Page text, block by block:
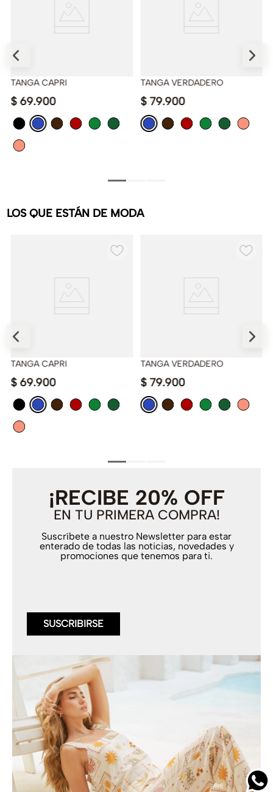
TANGA CAPRI
$ 69.900
TANGA VERDADERO
$ 79.900
LOS QUE ESTÁN DE MODA
TANGA CAPRI
$ 69.900
TANGA VERDADERO
$ 79.900
¡RECIBE 20% OFF
EN TU PRIMERA COMPRA!
Suscríbete a nuestro Newsletter para estar
enterado de todas las noticias, novedades y
promociones que tenemos para ti.
SUSCRIBIRSE